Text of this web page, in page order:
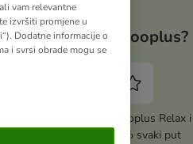
Zašto zooplus?
Aktiviraj zooplus Relax i
uštedi 5% svaki put
vam relevantne
izvršiti promjene u
Dodatne informacije o
i svrsi obrade mogu se